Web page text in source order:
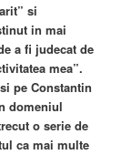
si
in mai
a fi judecat de
mea”.
pe Constantin
domeniul
o serie de
ca mai multe